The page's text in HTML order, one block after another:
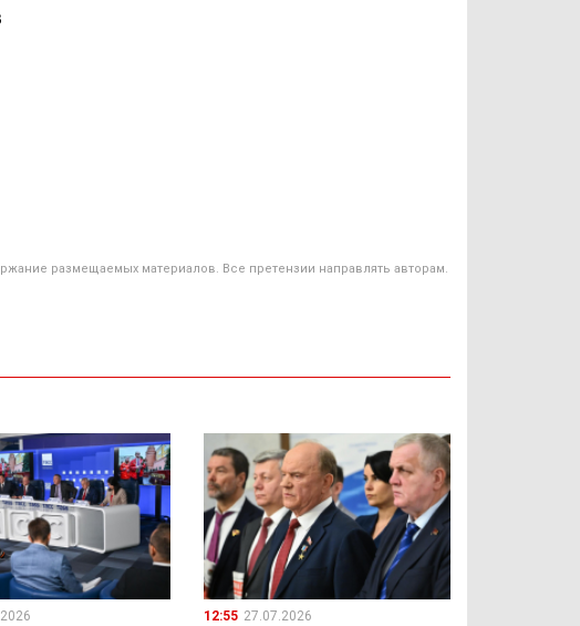
размещаемых материалов. Все претензии направлять авторам.
12:55 27.07.2026